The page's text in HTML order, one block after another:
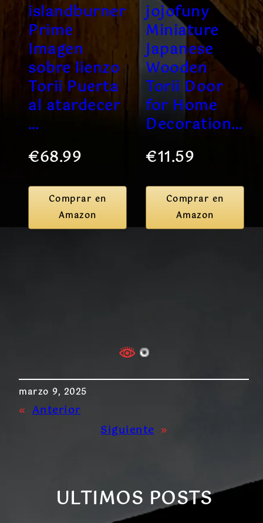
islandburner
Prime
Imagen
sobre lienzo
Torii Puerta
al atardecer
…
€68.99
Comprar en
Amazon
jojofuny
Miniature
Japanese
Wooden
Torii Door
for Home
Decoration…
€11.59
Comprar en
Amazon
marzo 9, 2025
« Anterior
Siguiente »
ULTIMOS POSTS